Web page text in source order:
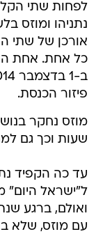
לפחות שתי
נתניהו ומוזס
אורכן של שתי
כל אחת. אחת
פיזור הכנסת.
מוזס נחקר
שעות וכך גם
עד כה הקפיד
ל"ישראל
ואולם, ברגע
עם מוזס, שלא